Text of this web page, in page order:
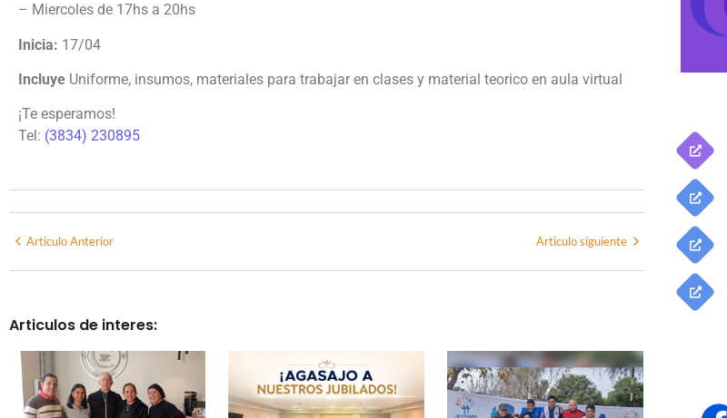
– Miercoles de 17hs a 20hs
Inicia: 17/04
Incluye Uniforme, insumos, materiales para trabajar en clases y material teorico en aula virtual
¡Te esperamos!
Tel: (3834) 230895
Articulo Anterior Articulo siguiente
Articulos de interes: